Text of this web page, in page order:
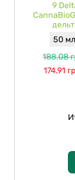
9
50 мл
188.08
174.91